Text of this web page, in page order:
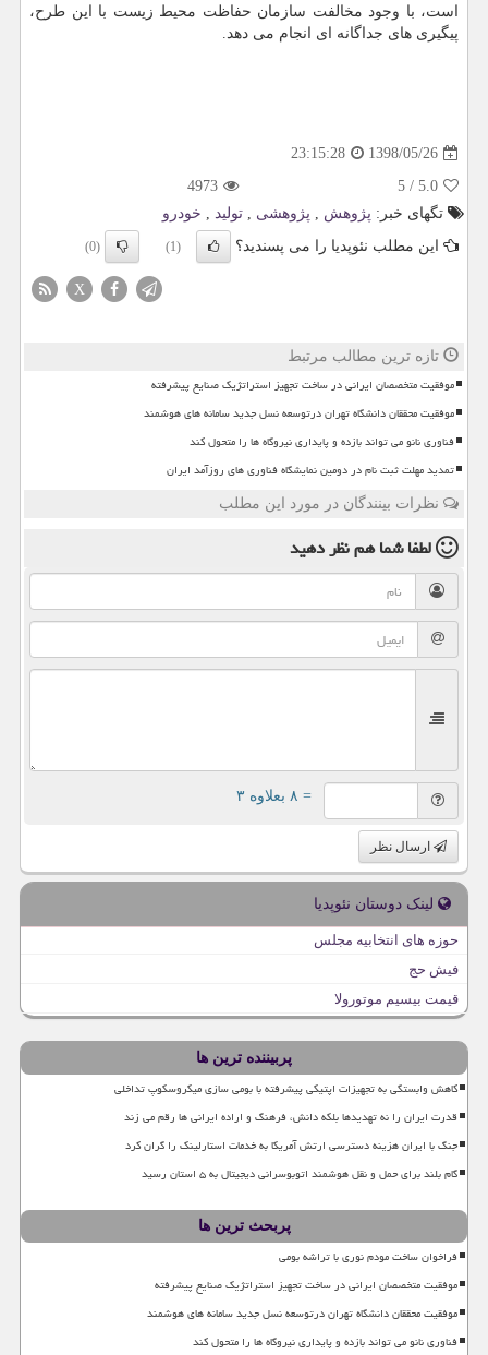
است، با وجود مخالفت سازمان حفاظت محیط زیست با این طرح،
پیگیری های جداگانه ای انجام می دهد.
1398/05/26
23:15:28
5.0
/
5
4973
تگهای خبر: پژوهش , پژوهشی , تولید , خودرو
این مطلب نئوپدیا را می پسندید؟
(1)
(0)
X
تازه ترین مطالب مرتبط
موفقیت متخصصان ایرانی در ساخت تجهیز استراتژیک صنایع پیشرفته
موفقیت محققان دانشگاه تهران درتوسعه نسل جدید سامانه های هوشمند
فناوری نانو می تواند بازده و پایداری نیروگاه ها را متحول کند
تمدید مهلت ثبت نام در دومین نمایشگاه فناوری های روزآمد ایران
نظرات بینندگان در مورد این مطلب
لطفا شما همنظر دهید
= ۸ بعلاوه ۳
ارسال نظر
لینک دوستان نئوپدیا
حوزه های انتخابیه مجلس
فیش حج
قیمت بیسیم موتورولا
پربیننده ترین ها
کاهش وابستگی به تجهیزات اپتیکی پیشرفته با بومی سازی میکروسکوپ تداخلی
قدرت ایران را نه تهدیدها بلکه دانش، فرهنگ و اراده ایرانی ها رقم می زند
جنگ با ایران هزینه دسترسی ارتش آمریکا به خدمات استارلینک را گران کرد
گام بلند برای حمل و نقل هوشمند اتوبوسرانی دیجیتال به ۵ استان رسید
پربحث ترین ها
فراخوان ساخت مودم نوری با تراشه بومی
موفقیت متخصصان ایرانی در ساخت تجهیز استراتژیک صنایع پیشرفته
موفقیت محققان دانشگاه تهران درتوسعه نسل جدید سامانه های هوشمند
فناوری نانو می تواند بازده و پایداری نیروگاه ها را متحول کند